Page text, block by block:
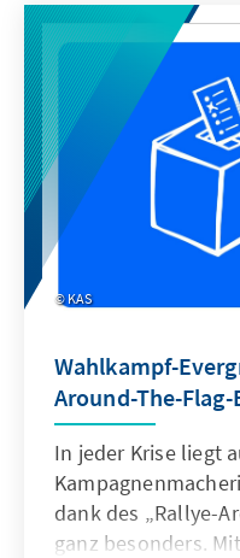
BRICS-Bündnis
beispielsweise in
Bosnien-
Widerhall.
in Europa und
anti-westliches
wobei sein
der großen
eingeschätzt wird.
die BRICS durch
gar als
gemeinsamer
zudem seien
Motoren.
KAS
Wahlkampf-
Around-The-Flag-
In jeder Krise liegt
dank des „Rallye-
ganz besonders.